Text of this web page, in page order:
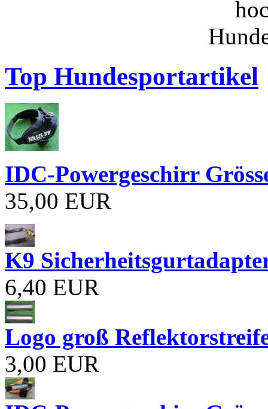
Top Hundesportartikel
IDC-Powergeschirr
35,00 EUR
K9
6,40 EUR
Logo groß
3,00 EUR